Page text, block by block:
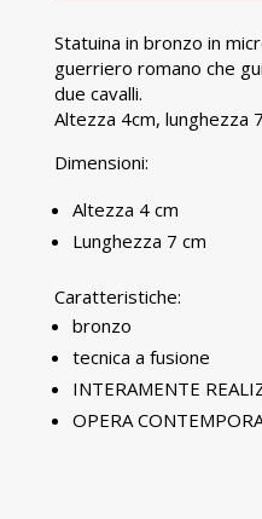
Statuina in bronzo in
guerriero romano che
due cavalli.
Altezza 4cm, lunghezza
Dimensioni:
Altezza 4 cm
Lunghezza 7 cm
Caratteristiche:
bronzo
tecnica a fusione
INTERAMENTE
OPERA